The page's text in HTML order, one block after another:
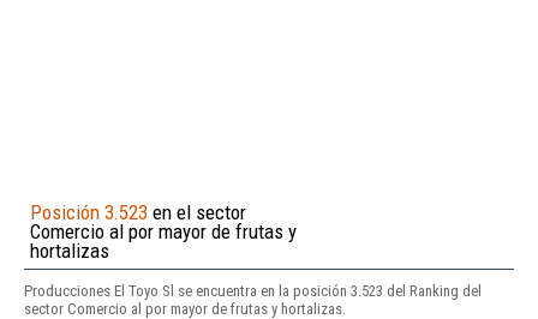
Posición 3.523 en el sector
Comercio al por mayor de frutas y
hortalizas
Producciones El Toyo Sl se encuentra en la posición 3.523 del Ranking del
sector Comercio al por mayor de frutas y hortalizas.